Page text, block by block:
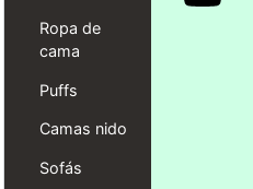
Ropa de
cama
Puffs
Camas nido
Sofás